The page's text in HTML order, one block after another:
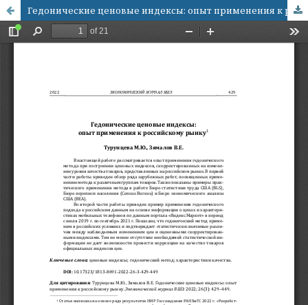
Гедонические ценовые индексы: опыт применения к российскому рынку